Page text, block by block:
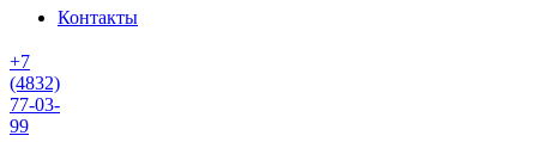
Контакты
+7
(4832)
77-03-
99